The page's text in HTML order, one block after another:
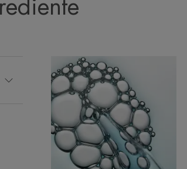
texturii
și subtil fructat